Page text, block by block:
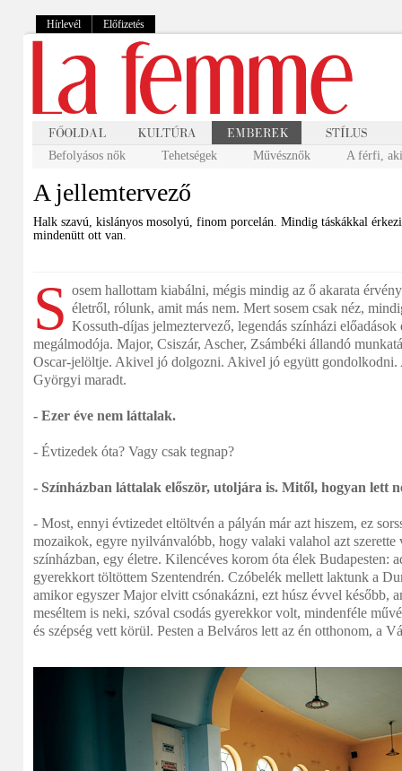
Hírlevél Előfizetés
Befolyásos nők Tehetségek Művésznők A férfi,
A jellemtervező
Halk szavú, kislányos mosolyú, finom porcelán. Mindig táskákkal
mindenütt ott van.
S osem hallottam kiabálni, mégis mindig az ő akarata
életről, rólunk, amit más nem. Mert sosem csak néz,
Kossuth-díjas jelmeztervező, legendás színházi
megálmodója. Major, Csiszár, Ascher, Zsámbéki állandó
Oscar-jelöltje. Akivel jó dolgozni. Akivel jó együtt
Györgyi maradt.
- Ezer éve nem láttalak.
- Évtizedek óta? Vagy csak tegnap?
- Színházban láttalak először, utoljára is. Mitől, hogyan lett
- Most, ennyi évtizedet eltöltvén a pályán már azt hiszem, ez
mozaikok, egyre nyilvánvalóbb, hogy valaki valahol azt
színházban, egy életre. Kilencéves korom óta élek Budapesten:
gyerekkort töltöttem Szentendrén. Czóbelék mellett laktunk a
amikor egyszer Major elvitt csónakázni, ezt húsz évvel később,
meséltem is neki, szóval csodás gyerekkor volt, mindenféle
és szépség vett körül. Pesten a Belváros lett az én otthonom, a